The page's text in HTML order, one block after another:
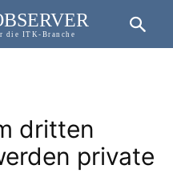
die ITK-Branche
dritten
private